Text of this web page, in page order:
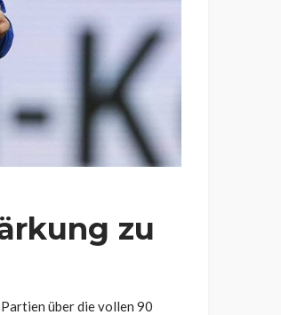
zu
über die vollen 90